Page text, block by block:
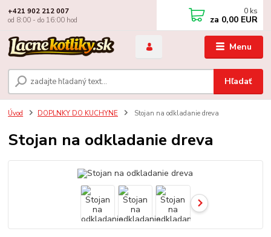
Menu
Hľadať
+421 902 212 007
od 8:00 - do 16:00 hod
0 ks
za 0,00 EUR
Úvod DOPLNKY DO KUCHYNE Stojan na odkladanie dreva
Stojan na odkladanie dreva